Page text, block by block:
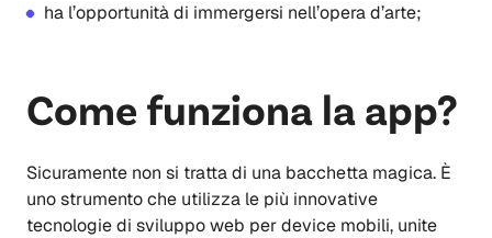
ha l’opportunità di immergersi nell’opera d’arte;
Come funziona la app?
Sicuramente non si tratta di una bacchetta magica. È
uno strumento che utilizza le più innovative
tecnologie di sviluppo web per device mobili, unite